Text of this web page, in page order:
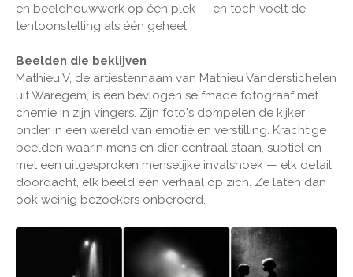
en beeldhouwwerk op één plek — en toch voelt de
tentoonstelling als één geheel.
Beelden die beklijven
Mathieu V, de artiestennaam van Mathieu Vanderstichelen
uit Waregem, is een bevlogen selfmade fotograaf met
chemie in zijn vingers. Zijn foto's dompelen de kijker
onder in een wereld van emotie en verstilling. Krachtige
beelden waarin mens en dier centraal staan, subtiel en
met een uitgesproken menselijke invalshoek — elk detail
doordacht, elk beeld een verhaal op zich. Ze laten dan
ook weinig bezoekers onberoerd.